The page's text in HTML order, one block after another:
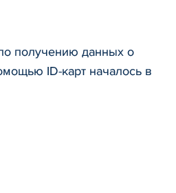
получению данных о
ID-карт началось в